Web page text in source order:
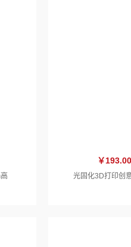
￥
光固化3D打印创